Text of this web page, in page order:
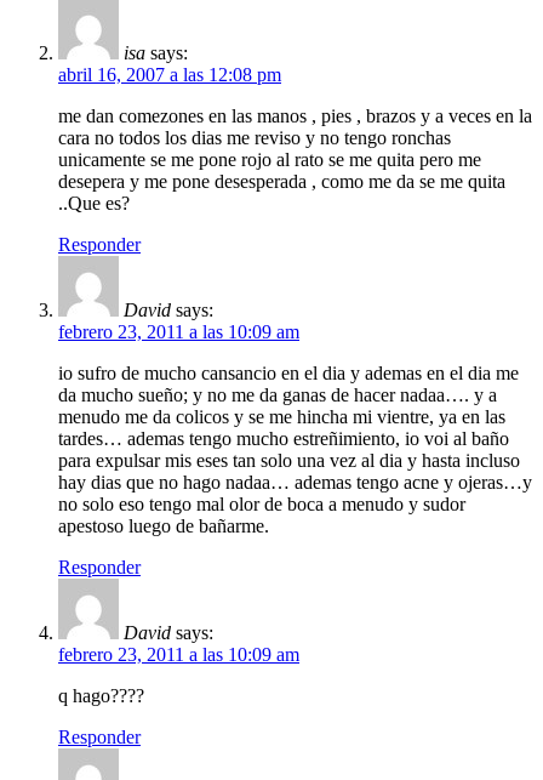
isa says:
abril 16, 2007 a las 12:08 pm
me dan comezones en las manos , pies , brazos y a veces en la
cara no todos los dias me reviso y no tengo ronchas
unicamente se me pone rojo al rato se me quita pero me
desepera y me pone desesperada , como me da se me quita
..Que es?
Responder
David says:
febrero 23, 2011 a las 10:09 am
io sufro de mucho cansancio en el dia y ademas en el dia me
da mucho sueño; y no me da ganas de hacer nadaa…. y a
menudo me da colicos y se me hincha mi vientre, ya en las
tardes… ademas tengo mucho estreñimiento, io voi al baño
para expulsar mis eses tan solo una vez al dia y hasta incluso
hay dias que no hago nadaa… ademas tengo acne y ojeras…y
no solo eso tengo mal olor de boca a menudo y sudor
apestoso luego de bañarme.
Responder
David says:
febrero 23, 2011 a las 10:09 am
q hago????
Responder